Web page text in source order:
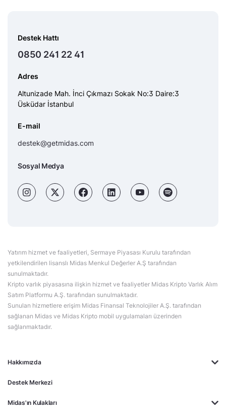
Hakkımızda
Destek Merkezi
Midas'ın Kulakları
Destek Hattı
0850 241 22 41
Adres
Altunizade Mah. İnci Çıkmazı Sokak No:3 Daire:3
Üsküdar İstanbul
E-mail
destek@getmidas.com
Sosyal Medya
Yatırım hizmet ve faaliyetleri, Sermaye Piyasası Kurulu tarafından
yetkilendirilen lisanslı Midas Menkul Değerler A.Ş tarafından
sunulmaktadır.
Kripto varlık piyasasına ilişkin hizmet ve faaliyetler Midas Kripto Varlık Alım
Satım Platformu A.Ş. tarafından sunulmaktadır.
Sunulan hizmetlere erişim Midas Finansal Teknolojiler A.Ş. tarafından
sağlanan Midas ve Midas Kripto mobil uygulamaları üzerinden
sağlanmaktadır.